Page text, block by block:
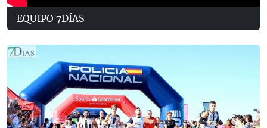
EQUIPO 7DÍAS